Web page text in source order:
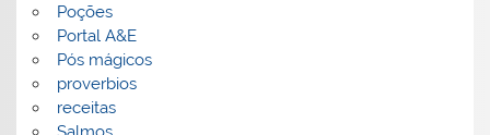
Poções
Portal A&E
Pós mágicos
proverbios
receitas